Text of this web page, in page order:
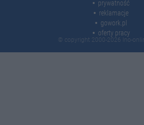
prywatność
reklamacje
gowork.pl
oferty pracy
© copyright 2000-2026 Ino-